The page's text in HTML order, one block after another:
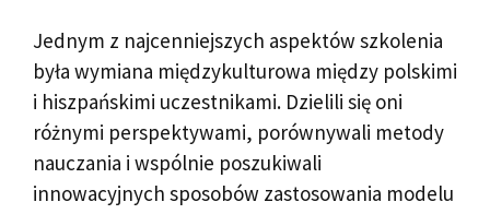
Jednym z najcenniejszych aspektów szkolenia
była wymiana międzykulturowa między polskimi
i hiszpańskimi uczestnikami. Dzielili się oni
różnymi perspektywami, porównywali metody
nauczania i wspólnie poszukiwali
innowacyjnych sposobów zastosowania modelu